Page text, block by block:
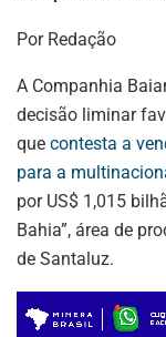
A
p
p
Por Redação
A Companhia
decisão liminar
que contesta a
para a
por US$ 1,015
Bahia”, área de
de Santaluz.